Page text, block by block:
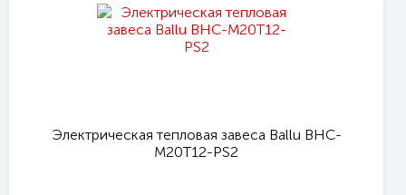
Электрическая тепловая завеса Ballu BHC-
M20T12-PS2